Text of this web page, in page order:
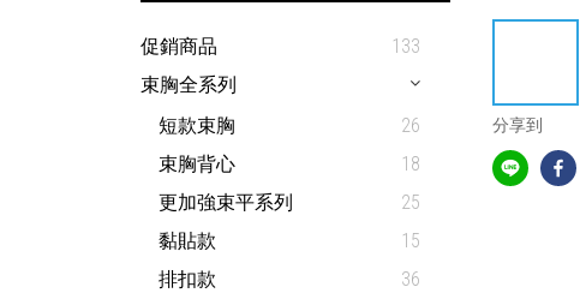
促銷商品
133
束胸全系列
短款束胸
26
束胸背心
18
更加強束平系列
25
黏貼款
15
排扣款
36
分享到